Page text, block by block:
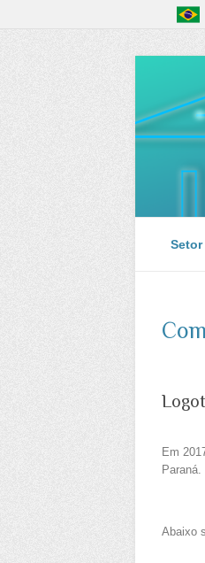
Setor
Em
Paraná.
Abaixo